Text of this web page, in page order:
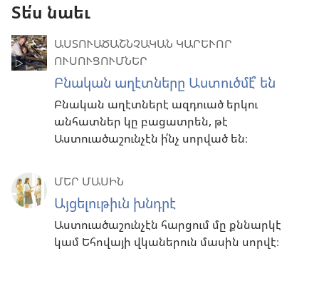
Տե՛ս նաեւ
ԱՍՏՈՒԱԾԱՇՆՉԱԿԱՆ ԿԱՐԵՒՈՐ
ՈՒՍՈՒՑՈՒՄՆԵՐ
Բնական աղէտները Աստուծմէ՞ են
Բնական աղէտներէ ազդուած երկու
անհատներ կը բացատրեն, թէ
Աստուածաշունչէն ի՛նչ սորված են։
ՄԵՐ ՄԱՍԻՆ
Այցելութիւն խնդրէ
Աստուածաշունչէն հարցում մը քննարկէ
կամ Եհովայի վկաներուն մասին սորվէ։